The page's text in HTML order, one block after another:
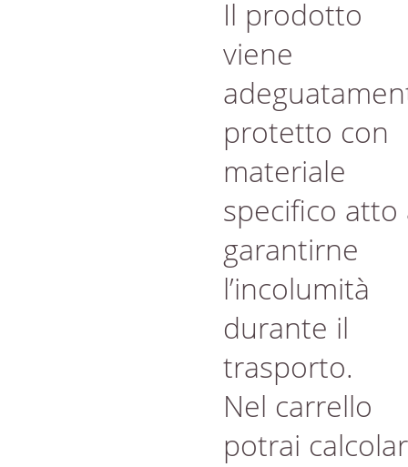
Il prodotto
viene
protetto con
materiale
specifico atto
garantirne
l’incolumità
durante il
trasporto.
Nel carrello
potrai